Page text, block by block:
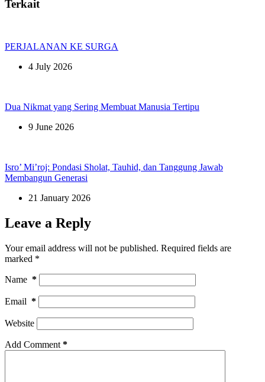
Terkait
PERJALANAN KE SURGA
4 July 2026
Dua Nikmat yang Sering Membuat Manusia Tertipu
9 June 2026
Isro’ Mi’roj: Pondasi Sholat, Tauhid, dan Tanggung Jawab
Membangun Generasi
21 January 2026
Leave a Reply
Your email address will not be published. Required fields are
marked *
Name *
Email *
Website
Add Comment *